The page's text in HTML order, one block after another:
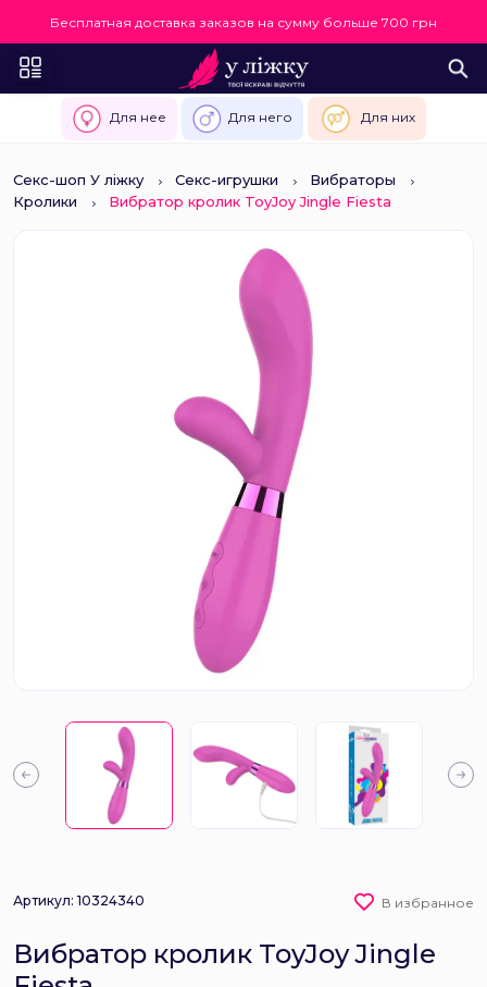
Бесплатная доставка заказов на сумму больше 700 грн
Для нее Для него Для них
Секс-шоп У ліжку Секс-игрушки
Вибраторы
Кролики
Вибратор кролик ToyJoy Jingle Fiesta
Артикул: 10324340 В избранное
Вибратор кролик ToyJoy Jingle